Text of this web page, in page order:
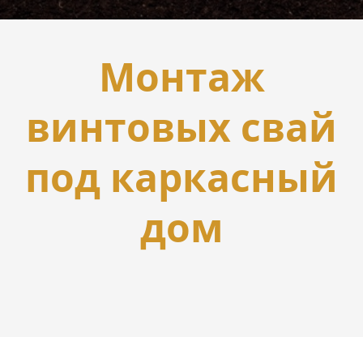
Монтаж
винтовых свай
под каркасный
дом